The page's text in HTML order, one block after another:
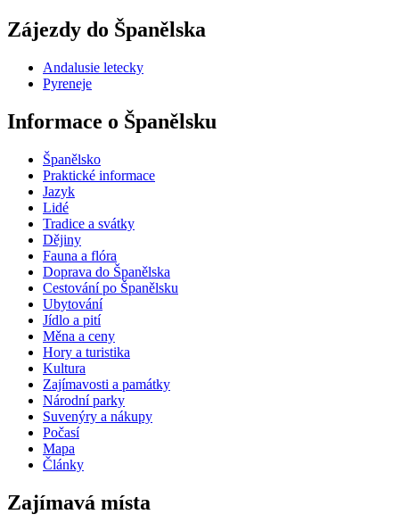
Zájezdy do Španělska
Andalusie letecky
Pyreneje
Informace o Španělsku
Španělsko
Praktické informace
Jazyk
Lidé
Tradice a svátky
Dějiny
Fauna a flóra
Doprava do Španělska
Cestování po Španělsku
Ubytování
Jídlo a pití
Měna a ceny
Hory a turistika
Kultura
Zajímavosti a památky
Národní parky
Suvenýry a nákupy
Počasí
Mapa
Články
Zajímavá místa